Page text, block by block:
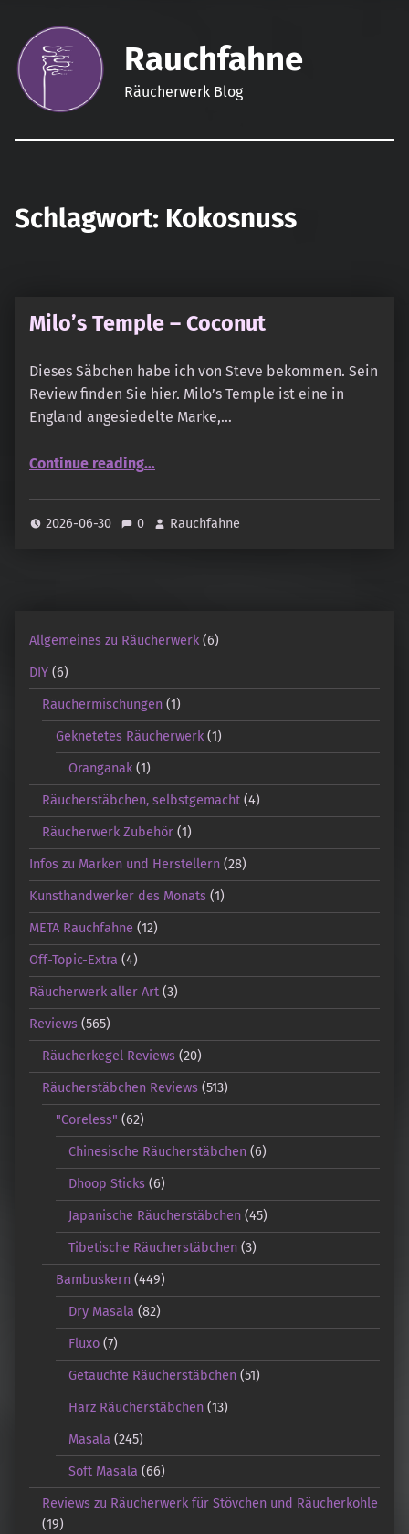
Rauchfahne
Räucherwerk Blog
Schlagwort: Kokosnuss
Milo’s Temple – Coconut
Dieses Säbchen habe ich von Steve bekommen. Sein
Review finden Sie hier. Milo’s Temple ist eine in
England angesiedelte Marke,…
Continue reading…
2026-06-30 0 Rauchfahne
Allgemeines zu Räucherwerk (6)
DIY (6)
Räuchermischungen (1)
Geknetetes Räucherwerk(1)
Oranganak (1)
Räucherstäbchen, selbstgemacht (4)
Räucherwerk Zubehör (1)
Infos zu Marken und Herstellern (28)
Kunsthandwerker des Monats (1)
META Rauchfahne (12)
Off-Topic-Extra (4)
Räucherwerk aller Art (3)
Reviews (565)
Räucherkegel Reviews (20)
Räucherstäbchen Reviews (513)
"Coreless" (62)
Chinesische Räucherstäbchen (6)
Dhoop Sticks (6)
Japanische Räucherstäbchen (45)
Tibetische Räucherstäbchen (3)
Bambuskern(449)
Dry Masala (82)
Fluxo (7)
Getauchte Räucherstäbchen (51)
Harz Räucherstäbchen (13)
Masala (245)
Soft Masala (66)
Reviews zu Räucherwerk für Stövchen und Räucherkohle
(19)